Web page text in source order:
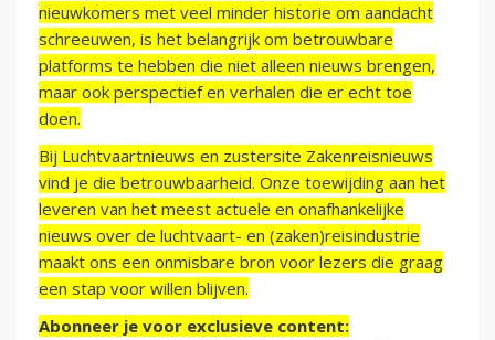
nieuwkomers met veel minder historie om aandacht
schreeuwen, is het belangrijk om betrouwbare
platforms te hebben die niet alleen nieuws brengen,
maar ook perspectief en verhalen die er echt toe
doen.
Bij Luchtvaartnieuws en zustersite Zakenreisnieuws
vind je die betrouwbaarheid. Onze toewijding aan het
leveren van het meest actuele en onafhankelijke
nieuws over de luchtvaart- en (zaken)reisindustrie
maakt ons een onmisbare bron voor lezers die graag
een stap voor willen blijven.
Abonneer je voor exclusieve content: